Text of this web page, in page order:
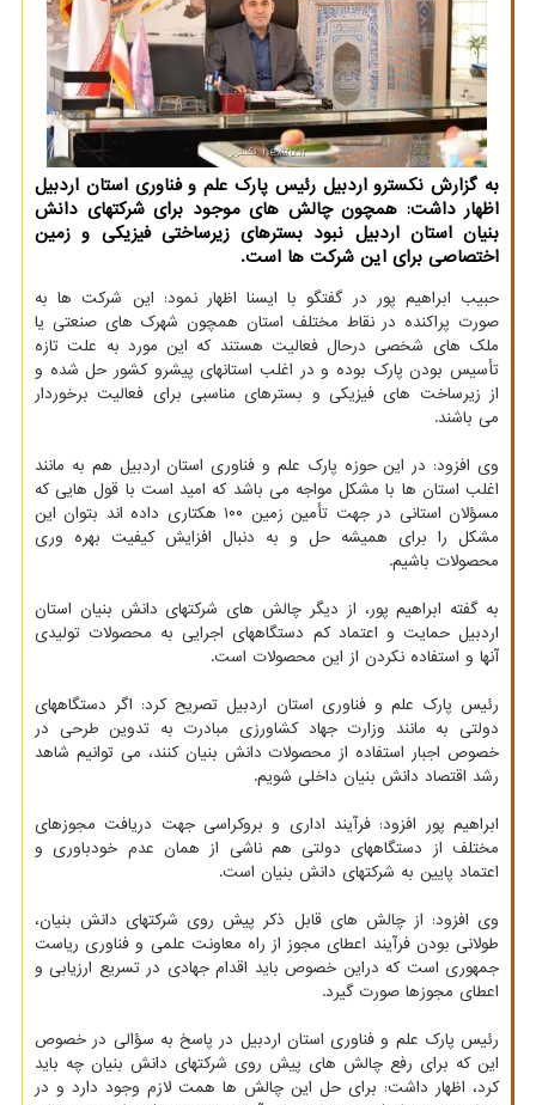
به گزارش نکسترو اردبیل رئیس پارک علم و فناوری استان اردبیل
اظهار داشت: همچون چالش های موجود برای شرکتهای دانش
بنیان استان اردبیل نبود بسترهای زیرساختی فیزیکی و زمین
اختصاصی برای این شرکت ها است.
حبیب ابراهیم پور در گفتگو با ایسنا اظهار نمود: این شرکت ها به
صورت پراکنده در نقاط مختلف استان همچون شهرک های صنعتی یا
ملک های شخصی درحال فعالیت هستند که این مورد به علت تازه
تأسیس بودن پارک بوده و در اغلب استانهای پیشرو کشور حل شده و
از زیرساخت های فیزیکی و بسترهای مناسبی برای فعالیت برخوردار
می باشند.
وی افزود: در این حوزه پارک علم و فناوری استان اردبیل هم به مانند
اغلب استان ها با مشکل مواجه می باشد که امید است با قول هایی که
مسؤلان استانی در جهت تأمین زمین ۱۰۰ هکتاری داده اند بتوان این
مشکل را برای همیشه حل و به دنبال افزایش کیفیت بهره وری
محصولات باشیم.
به گفته ابراهیم پور، از دیگر چالش های شرکتهای دانش بنیان استان
اردبیل حمایت و اعتماد کم دستگاههای اجرایی به محصولات تولیدی
آنها و استفاده نکردن از این محصولات است.
رئیس پارک علم و فناوری استان اردبیل تصریح کرد: اگر دستگاههای
دولتی به مانند وزارت جهاد کشاورزی مبادرت به تدوین طرحی در
خصوص اجبار استفاده از محصولات دانش بنیان کنند، می توانیم شاهد
رشد اقتصاد دانش بنیان داخلی شویم.
ابراهیم پور افزود: فرآیند اداری و بروکراسی جهت دریافت مجوزهای
مختلف از دستگاههای دولتی هم ناشی از همان عدم خودباوری و
اعتماد پایین به شرکتهای دانش بنیان است.
وی افزود: از چالش های قابل ذکر پیش روی شرکتهای دانش بنیان،
طولانی بودن فرآیند اعطای مجوز از راه معاونت علمی و فناوری ریاست
جمهوری است که دراین خصوص باید اقدام جهادی در تسریع ارزیابی و
اعطای مجوزها صورت گیرد.
رئیس پارک علم و فناوری استان اردبیل در پاسخ به سؤالی در خصوص
این که برای رفع چالش های پیش روی شرکتهای دانش بنیان چه باید
کرد، اظهار داشت: برای حل این چالش ها همت لازم وجود دارد و در